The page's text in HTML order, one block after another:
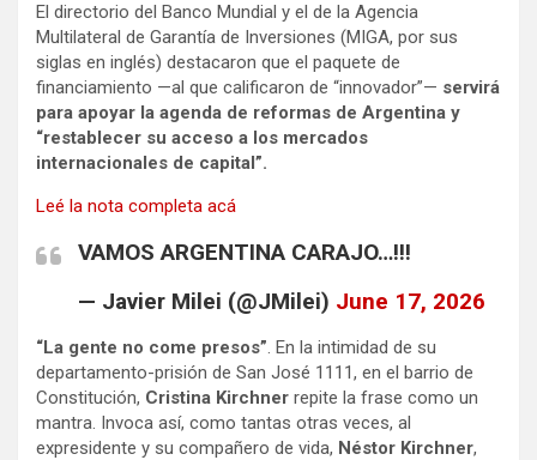
El directorio del Banco Mundial y el de la Agencia
Multilateral de Garantía de Inversiones (MIGA, por sus
siglas en inglés) destacaron que el paquete de
financiamiento —al que calificaron de “innovador”— servirá
para apoyar la agenda de reformas de Argentina y
“restablecer su acceso a los mercados
internacionales de capital”.
Leé la nota completa acá
VAMOS ARGENTINA CARAJO…!!!
— Javier Milei (@JMilei) June 17, 2026
“La gente no come presos” . En la intimidad de su
departamento-prisión de San José 1111, en el barrio de
Constitución, Cristina Kirchner repite la frase como un
mantra. Invoca así, como tantas otras veces, al
expresidente y su compañero de vida, Néstor Kirchner,